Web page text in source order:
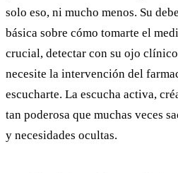
solo eso, ni mucho menos. Su
básica sobre cómo tomarte el
crucial, detectar con su ojo
necesite la intervención del
escucharte. La escucha activa,
tan poderosa que muchas veces
y necesidades ocultas.